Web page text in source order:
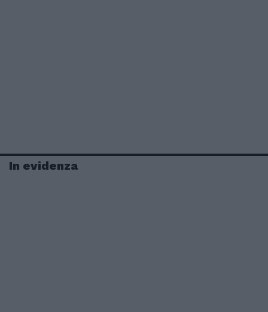
In evidenza